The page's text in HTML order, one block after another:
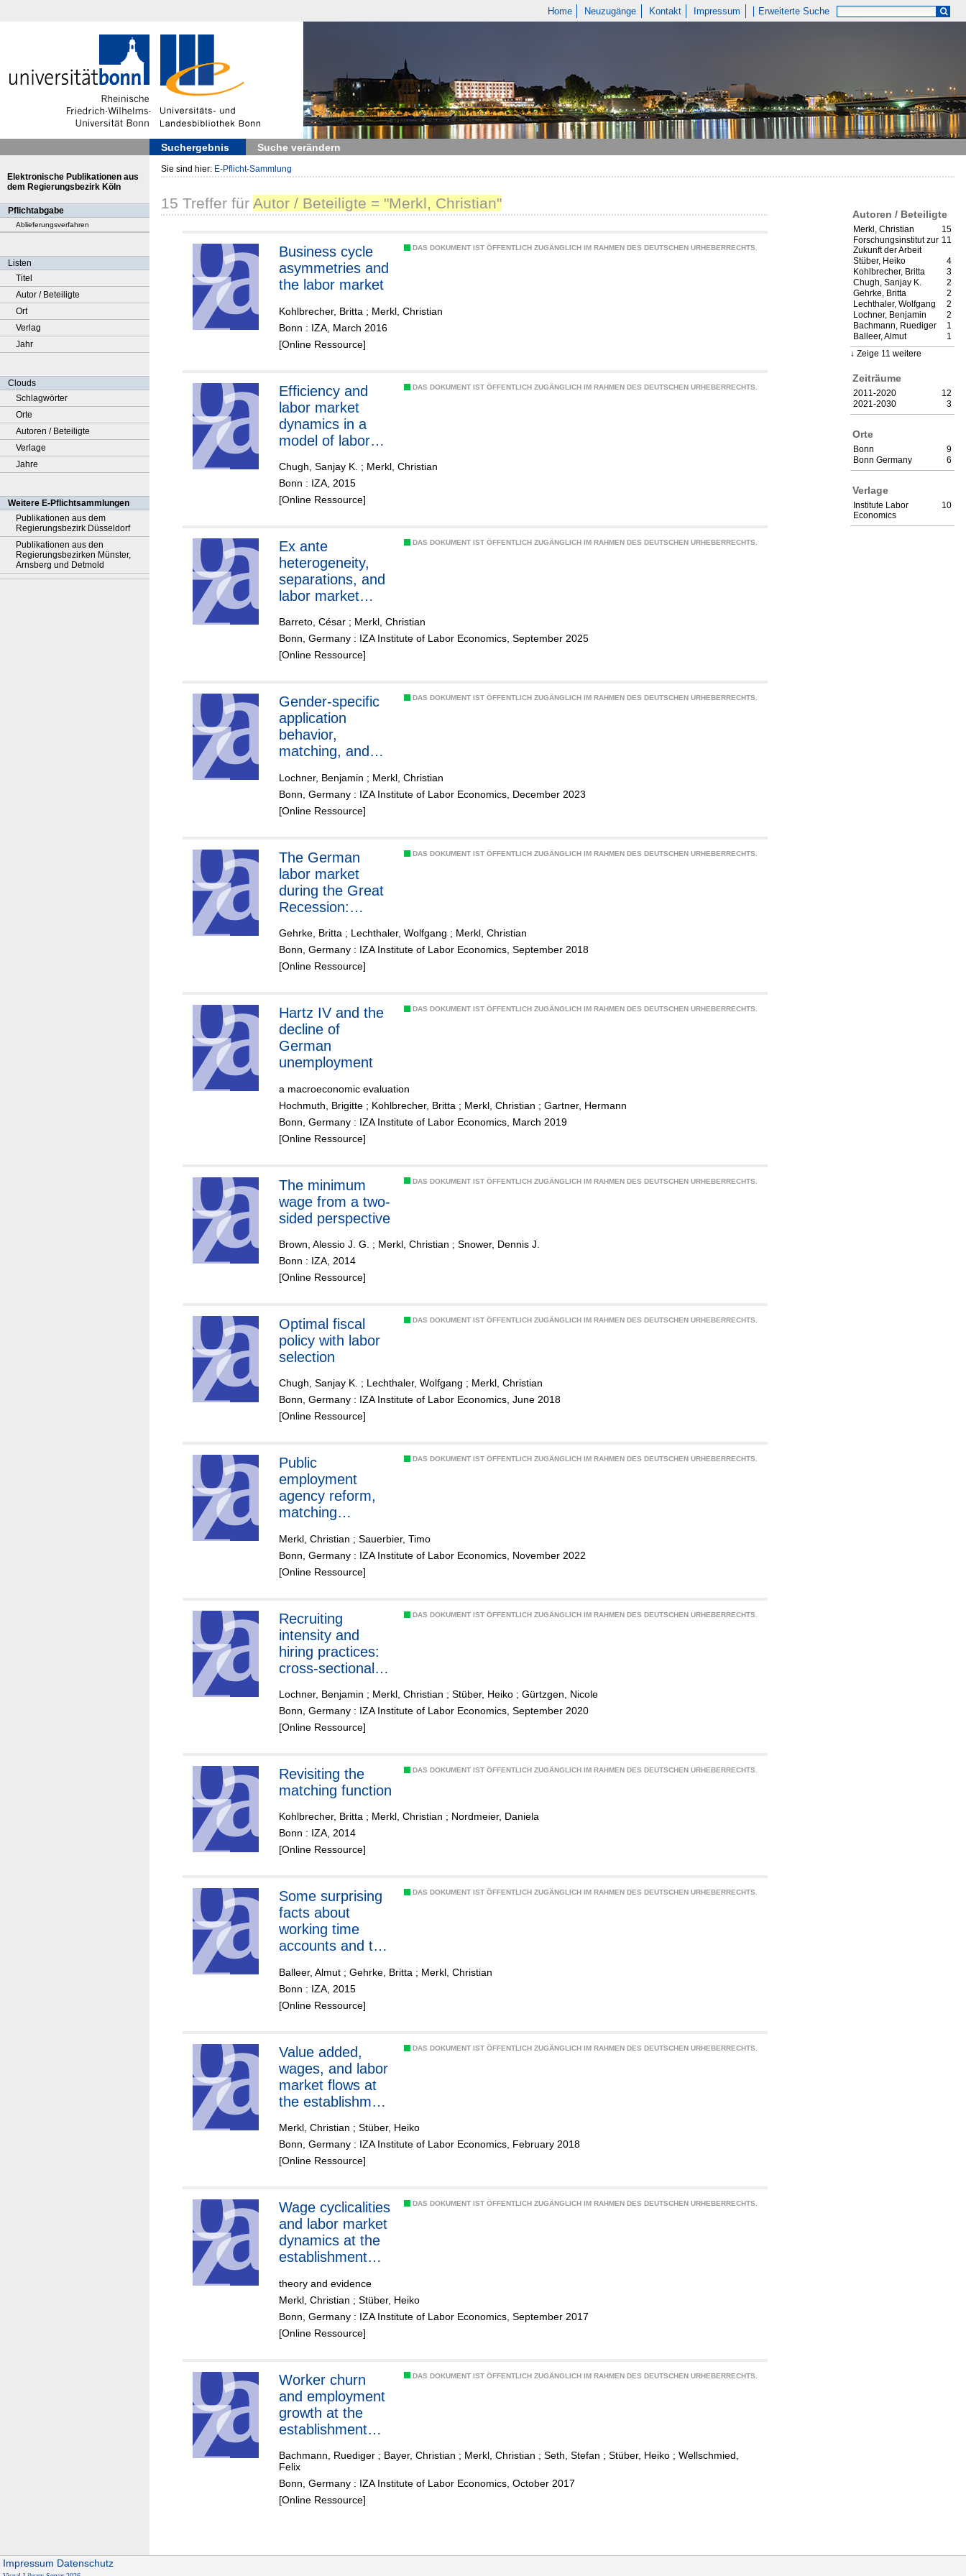
Home Neuzugänge Kontakt Impressum Erweiterte Suche
Suchergebnis Suche verändern
Elektronische Publikationen aus
dem Regierungsbezirk Köln
Pflichtabgabe
Ablieferungsverfahren
Listen
Titel
Autor / Beteiligte
Ort
Verlag
Jahr
Clouds
Schlagwörter
Orte
Autoren / Beteiligte
Verlage
Jahre
Weitere E-Pflichtsammlungen
Publikationen aus dem
Regierungsbezirk Düsseldorf
Publikationen aus den
Regierungsbezirken Münster,
Arnsberg und Detmold
Sie sind hier: E-Pflicht-Sammlung
Autoren / Beteiligte
15
Merkl, Christian
11
Forschungsinstitut zur
Zukunft der Arbeit
4
Stüber, Heiko
3
Kohlbrecher, Britta
2
Chugh, Sanjay K.
2
Gehrke, Britta
2
Lechthaler, Wolfgang
2
Lochner, Benjamin
1
Bachmann, Ruediger
1
Balleer, Almut
Zeige 11 weitere
Zeiträume
12
2011-2020
3
2021-2030
Orte
9
Bonn
6
Bonn Germany
Verlage
10
Institute Labor
Economics
15 Treffer für Autor / Beteiligte = "Merkl, Christian"
DAS DOKUMENT IST ÖFFENTLICH ZUGÄNGLICH IM RAHMEN DES DEUTSCHEN URHEBERRECHTS.
Business cycle
asymmetries and
the labor market
Kohlbrecher, Britta ; Merkl, Christian
Bonn : IZA, March 2016
[Online Ressource]
DAS DOKUMENT IST ÖFFENTLICH ZUGÄNGLICH IM RAHMEN DES DEUTSCHEN URHEBERRECHTS.
Efficiency and
labor market
dynamics in a
model of labor
Chugh, Sanjay K. ; Merkl, Christian
Bonn : IZA, 2015
[Online Ressource]
DAS DOKUMENT IST ÖFFENTLICH ZUGÄNGLICH IM RAHMEN DES DEUTSCHEN URHEBERRECHTS.
Ex ante
heterogeneity,
separations, and
labor market
Barreto, César ; Merkl, Christian
Bonn, Germany : IZA Institute of Labor Economics, September 2025
[Online Ressource]
DAS DOKUMENT IST ÖFFENTLICH ZUGÄNGLICH IM RAHMEN DES DEUTSCHEN URHEBERRECHTS.
Gender-specific
application
behavior,
matching, and
gender earnings
gap
Lochner, Benjamin ; Merkl, Christian
Bonn, Germany : IZA Institute of Labor Economics, December 2023
[Online Ressource]
DAS DOKUMENT IST ÖFFENTLICH ZUGÄNGLICH IM RAHMEN DES DEUTSCHEN URHEBERRECHTS.
The German
labor market
during the Great
Recession:
institutions
Gehrke, Britta ; Lechthaler, Wolfgang ; Merkl, Christian
Bonn, Germany : IZA Institute of Labor Economics, September 2018
[Online Ressource]
DAS DOKUMENT IST ÖFFENTLICH ZUGÄNGLICH IM RAHMEN DES DEUTSCHEN URHEBERRECHTS.
Hartz IV and the
decline of
German
unemployment
a macroeconomic evaluation
Hochmuth, Brigitte ; Kohlbrecher, Britta ; Merkl, Christian ; Gartner, Hermann
Bonn, Germany : IZA Institute of Labor Economics, March 2019
[Online Ressource]
DAS DOKUMENT IST ÖFFENTLICH ZUGÄNGLICH IM RAHMEN DES DEUTSCHEN URHEBERRECHTS.
The minimum
wage from a two-
sided perspective
Brown, Alessio J. G. ; Merkl, Christian ; Snower, Dennis J.
Bonn : IZA, 2014
[Online Ressource]
DAS DOKUMENT IST ÖFFENTLICH ZUGÄNGLICH IM RAHMEN DES DEUTSCHEN URHEBERRECHTS.
Optimal fiscal
policy with labor
selection
Chugh, Sanjay K. ; Lechthaler, Wolfgang ; Merkl, Christian
Bonn, Germany : IZA Institute of Labor Economics, June 2018
[Online Ressource]
DAS DOKUMENT IST ÖFFENTLICH ZUGÄNGLICH IM RAHMEN DES DEUTSCHEN URHEBERRECHTS.
Public
employment
agency reform,
matching
German
unemployment
Merkl, Christian ; Sauerbier, Timo
Bonn, Germany : IZA Institute of Labor Economics, November 2022
[Online Ressource]
DAS DOKUMENT IST ÖFFENTLICH ZUGÄNGLICH IM RAHMEN DES DEUTSCHEN URHEBERRECHTS.
Recruiting
intensity and
hiring practices:
cross-sectional
evidence
Lochner, Benjamin ; Merkl, Christian ; Stüber, Heiko ; Gürtzgen, Nicole
Bonn, Germany : IZA Institute of Labor Economics, September 2020
[Online Ressource]
DAS DOKUMENT IST ÖFFENTLICH ZUGÄNGLICH IM RAHMEN DES DEUTSCHEN URHEBERRECHTS.
Revisiting the
matching function
Kohlbrecher, Britta ; Merkl, Christian ; Nordmeier, Daniela
Bonn : IZA, 2014
[Online Ressource]
DAS DOKUMENT IST ÖFFENTLICH ZUGÄNGLICH IM RAHMEN DES DEUTSCHEN URHEBERRECHTS.
Some surprising
facts about
working time
accounts and the
Balleer, Almut ; Gehrke, Britta ; Merkl, Christian
Bonn : IZA, 2015
[Online Ressource]
DAS DOKUMENT IST ÖFFENTLICH ZUGÄNGLICH IM RAHMEN DES DEUTSCHEN URHEBERRECHTS.
Value added,
wages, and labor
market flows at
the establishment
Merkl, Christian ; Stüber, Heiko
Bonn, Germany : IZA Institute of Labor Economics, February 2018
[Online Ressource]
DAS DOKUMENT IST ÖFFENTLICH ZUGÄNGLICH IM RAHMEN DES DEUTSCHEN URHEBERRECHTS.
Wage cyclicalities
and labor market
dynamics at the
establishment
theory and evidence
Merkl, Christian ; Stüber, Heiko
Bonn, Germany : IZA Institute of Labor Economics, September 2017
[Online Ressource]
DAS DOKUMENT IST ÖFFENTLICH ZUGÄNGLICH IM RAHMEN DES DEUTSCHEN URHEBERRECHTS.
Worker churn
and employment
growth at the
establishment
Bachmann, Ruediger ; Bayer, Christian ; Merkl, Christian ; Seth, Stefan ; Stüber, Heiko ; Wellschmied,
Felix
Bonn, Germany : IZA Institute of Labor Economics, October 2017
[Online Ressource]
Impressum Datenschutz